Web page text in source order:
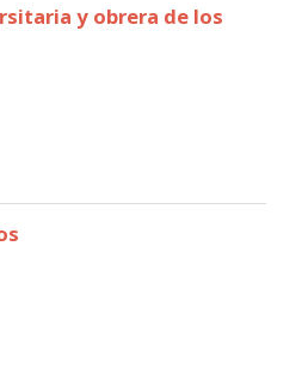
y obrera de los